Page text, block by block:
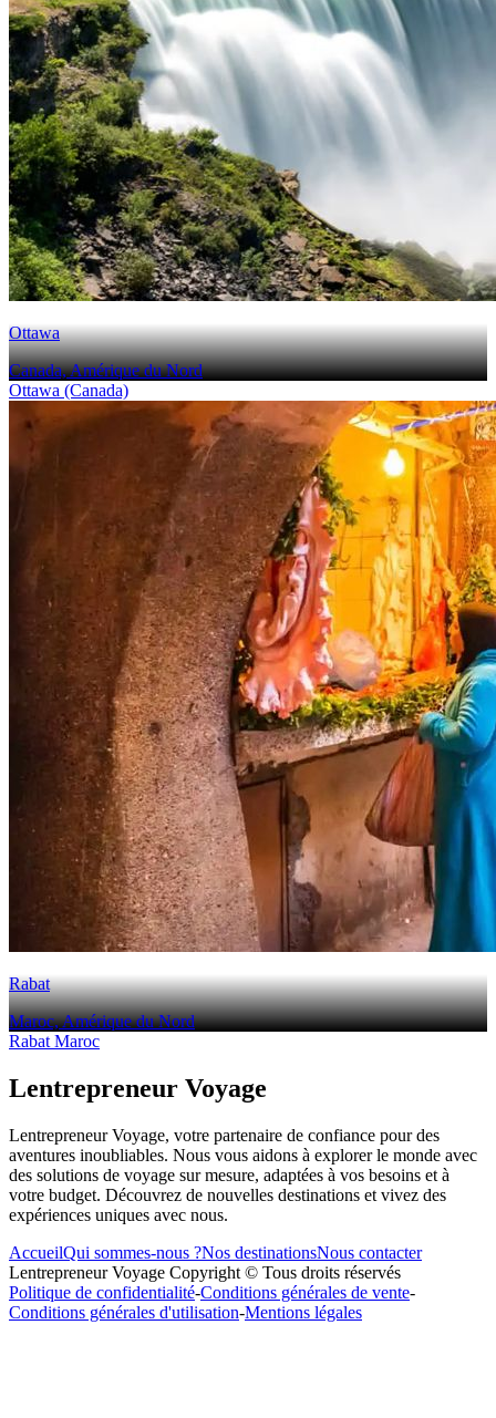
Ottawa
Canada, Amérique du Nord
Ottawa (Canada)
Rabat
Maroc, Amérique du Nord
Rabat Maroc
Lentrepreneur Voyage
Lentrepreneur Voyage, votre partenaire de confiance pour des
aventures inoubliables. Nous vous aidons à explorer le monde avec
des solutions de voyage sur mesure, adaptées à vos besoins et à
votre budget. Découvrez de nouvelles destinations et vivez des
expériences uniques avec nous.
AccueilQui sommes-nous ?Nos destinationsNous contacter
Lentrepreneur Voyage Copyright © Tous droits réservés
Politique de confidentialité-Conditions générales de vente-
Conditions générales d'utilisation-Mentions légales